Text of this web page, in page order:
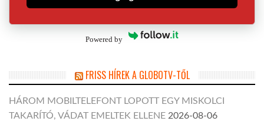
Powered by
FRISS HÍREK A GLOBOTV-TŐL
HÁROM MOBILTELEFONT LOPOTT EGY MISKOLCI
TAKARÍTÓ, VÁDAT EMELTEK ELLENE 2026-08-06